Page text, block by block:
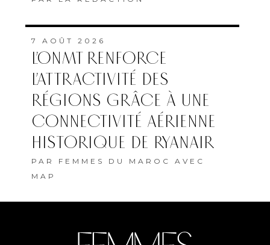
7 AOÛT 2026
L’ONMT RENFORCE
L’ATTRACTIVITÉ DES
RÉGIONS GRÂCE À UNE
CONNECTIVITÉ AÉRIENNE
HISTORIQUE DE RYANAIR
PAR FEMMES DU MAROC AVEC
MAP